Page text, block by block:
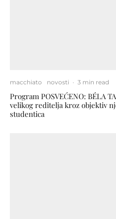
macchiato novosti · 3 min read
Program POSVEĆENO: BÉLA
velikog reditelja kroz objektiv
studentica